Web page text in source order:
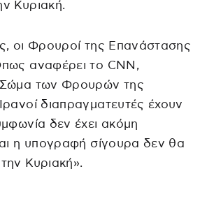
Κυριακή.
οι Φρουροί της Επανάστασης
αναφέρει το CNN,
Σώμα των Φρουρών της
διαπραγματευτές έχουν
δεν έχει ακόμη
η υπογραφή σίγουρα δεν θα
Κυριακή».